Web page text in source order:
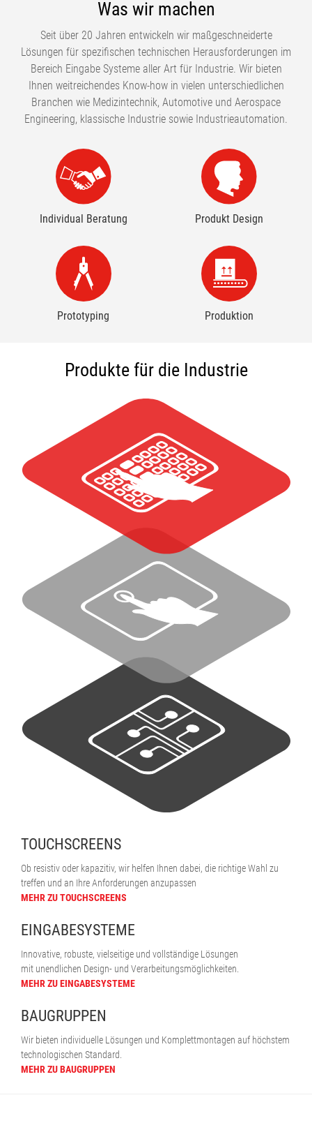
Was wir machen
Seit über 20 Jahren entwickeln wir maßgeschneiderte
Lösungen für spezifischen technischen Herausforderungen im
Bereich Eingabe Systeme aller Art für Industrie. Wir bieten
Ihnen weitreichendes Know-how in vielen unterschiedlichen
Branchen wie Medizintechnik, Automotive und Aerospace
Engineering, klassische Industrie sowie Industrieautomation.
Individual Beratung Produkt Design
Prototyping Produktion
Produkte für die Industrie
TOUCHSCREENS
Ob resistiv oder kapazitiv, wir helfen Ihnen dabei, die richtige Wahl zu
treffen und an Ihre Anforderungen anzupassen
MEHR ZU TOUCHSCREENS
EINGABESYSTEME
Innovative, robuste, vielseitige und vollständige Lösungen
mit unendlichen Design- und Verarbeitungsmöglichkeiten.
MEHR ZU EINGABESYSTEME
BAUGRUPPEN
Wir bieten individuelle Lösungen und Komplettmontagen auf höchstem
technologischen Standard.
MEHR ZU BAUGRUPPEN